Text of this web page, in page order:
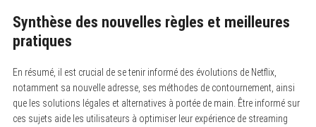
Synthèse des nouvelles règles et meilleures
pratiques
En résumé, il est crucial de se tenir informé des évolutions de Netflix,
notamment sa nouvelle adresse, ses méthodes de contournement, ainsi
que les solutions légales et alternatives à portée de main. Être informé sur
ces sujets aide les utilisateurs à optimiser leur expérience de streaming